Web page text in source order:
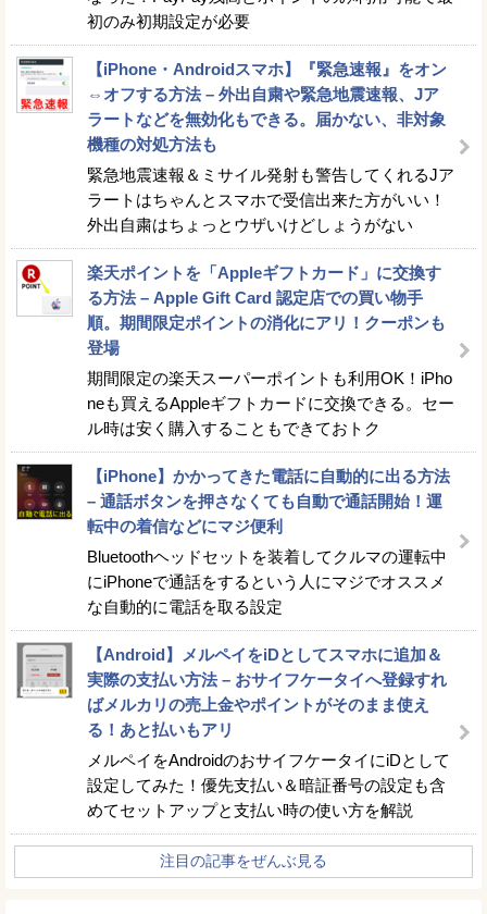
初のみ初期設定が必要
【iPhone・Androidスマホ】『緊急速報』をオン
⇔オフする方法 – 外出自粛や緊急地震速報、Jア
ラートなどを無効化もできる。届かない、非対象
機種の対処方法も
緊急地震速報＆ミサイル発射も警告してくれるJア
ラートはちゃんとスマホで受信出来た方がいい！
外出自粛はちょっとウザいけどしょうがない
楽天ポイントを「Appleギフトカード」に交換す
る方法 – Apple Gift Card 認定店での買い物手
順。期間限定ポイントの消化にアリ！クーポンも
登場
期間限定の楽天スーパーポイントも利用OK！iPho
neも買えるAppleギフトカードに交換できる。セー
ル時は安く購入することもできておトク
【iPhone】かかってきた電話に自動的に出る方法
– 通話ボタンを押さなくても自動で通話開始！運
転中の着信などにマジ便利
Bluetoothヘッドセットを装着してクルマの運転中
にiPhoneで通話をするという人にマジでオススメ
な自動的に電話を取る設定
【Android】メルペイをiDとしてスマホに追加＆
実際の支払い方法 – おサイフケータイへ登録すれ
ばメルカリの売上金やポイントがそのまま使え
る！あと払いもアリ
メルペイをAndroidのおサイフケータイにiDとして
設定してみた！優先支払い＆暗証番号の設定も含
めてセットアップと支払い時の使い方を解説
注目の記事をぜんぶ見る